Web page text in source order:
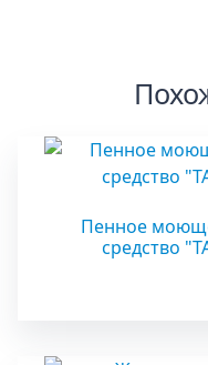
Пенное
средство